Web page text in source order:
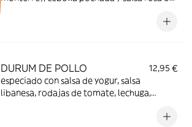
DURUM DE POLLO
12,95 €
especiado con salsa de yogur, salsa
libanesa, rodajas de tomate, lechuga,